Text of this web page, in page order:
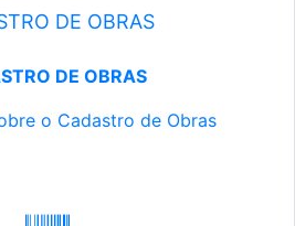
DE OBRAS
DE OBRAS
o Cadastro de Obras